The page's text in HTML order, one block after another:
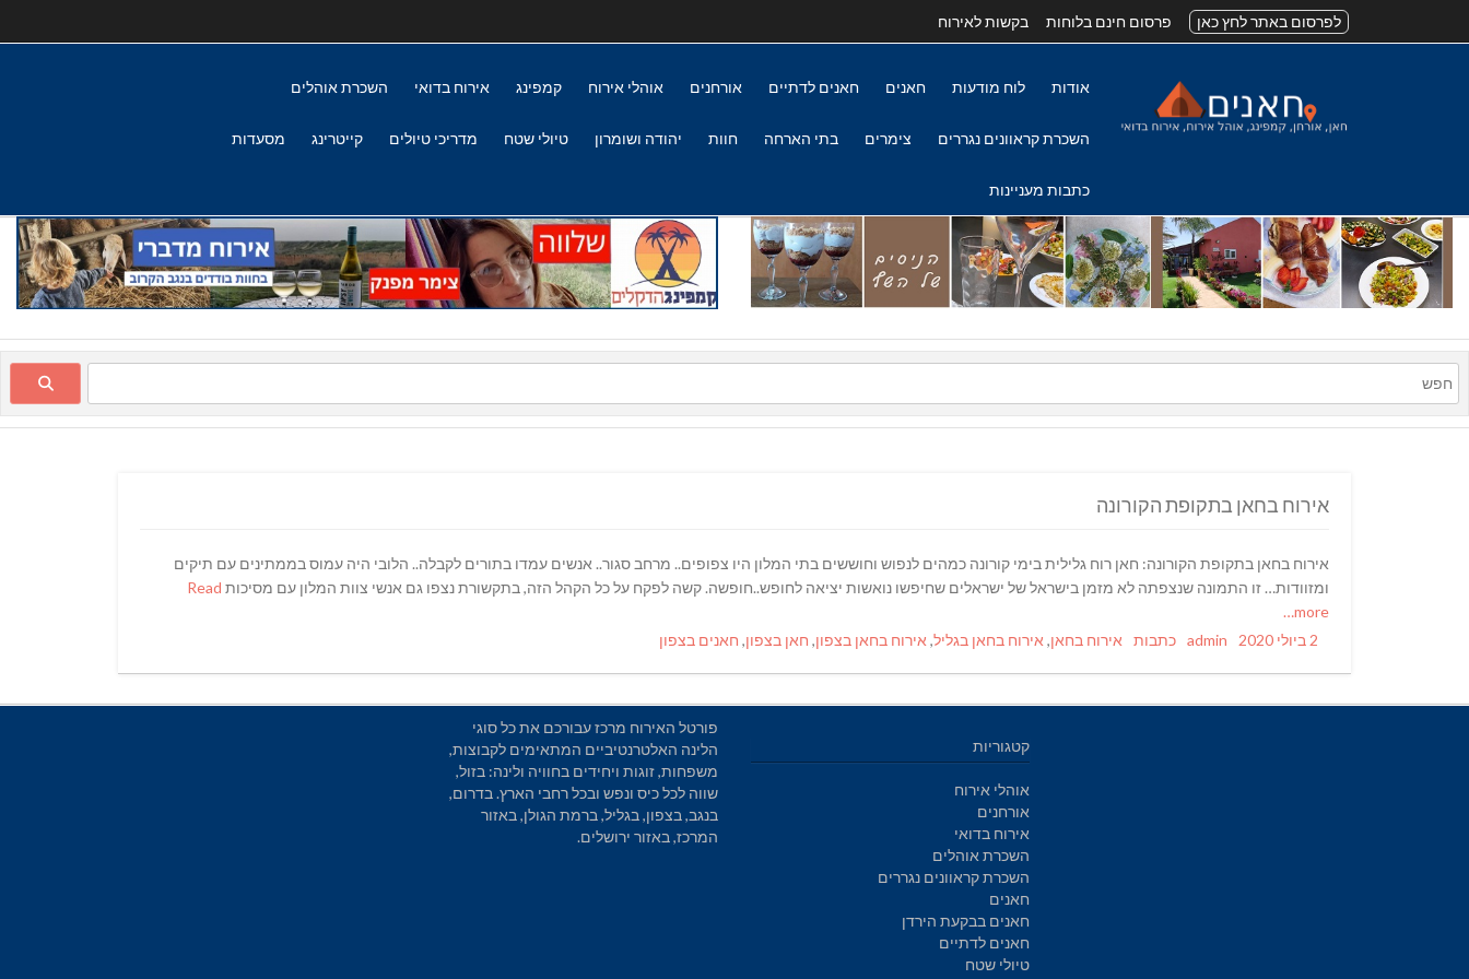
לפרסום באתר לחץ כאן פרסום חינם בלוחות בקשות לאירוח
אודות לוח מודעות חאנים חאנים לדתיים אורחנים אוהלי אירוח קמפינג אירוח בדואי השכרת אוהלים
השכרת קראוונים נגררים צימרים בתי הארחה חוות יהודה ושומרון טיולי שטח מדריכי טיולים קייטרינג מסעדות
כתבות מעניינות
אירוח בחאן בתקופת הקורונה
אירוח בחאן בתקופת הקורונה: חאן רוח גלילית בימי קורונה כמהים לנפוש וחוששים בתי המלון היו צפופים.. מרחב סגור.. אנשים עמדו בתורים לקבלה.. הלובי היה עמוס בממתינים עם תיקים
ומזוודות… זו התמונה שנצפתה לא מזמן בישראל של ישראלים שחיפשו נואשות יציאה לחופש..חופשה. קשה לפקח על כל הקהל הזה, בתקשורת נצפו גם אנשי צוות המלון עם מסיכות Read
more…
Posted
2 ביולי 2020 Author
admin
Categories
כתבות Tags
אירוח בחאן, אירוח בחאן בגליל, אירוח בחאן בצפון, חאן בצפון, חאנים בצפון
פורטל האירוח מרכז עבורכם את כל סוגי
הלינה האלטרנטיביים המתאימים לקבוצות,
משפחות, זוגות ויחידים בחוויה ולינה: בזול,
שווה לכל כיס ונפש ובכל רחבי הארץ. בדרום,
בנגב, בצפון, בגליל, ברמת הגולן, באזור
המרכז, באזור ירושלים.
קטגוריות
אוהלי אירוח
אורחנים
אירוח בדואי
השכרת אוהלים
השכרת קראוונים נגררים
חאנים
חאנים בבקעת הירדן
חאנים לדתיים
טיולי שטח